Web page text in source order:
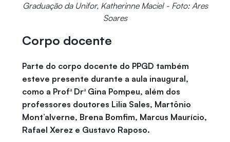
Graduação da Unifor, Katherinne Maciel - Foto: Ares
Soares
Corpo docente
Parte do corpo docente do PPGD também
esteve presente durante a aula inaugural,
como a Profª Drª Gina Pompeu, além dos
professores doutores Lilia Sales, Martônio
Mont’alverne, Brena Bomfim, Marcus Maurício,
Rafael Xerez e Gustavo Raposo.